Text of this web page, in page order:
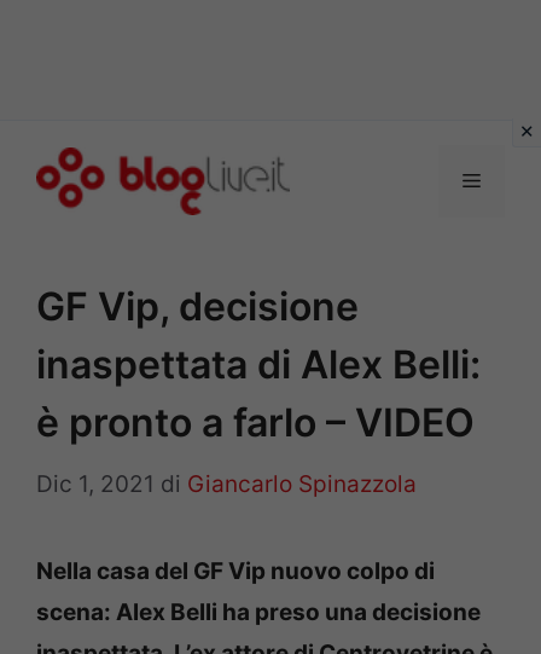
Menu
GF Vip, decisione
inaspettata di Alex Belli:
è pronto a farlo – VIDEO
Dic 1, 2021 di Giancarlo Spinazzola
Nella casa del GF Vip nuovo colpo di
scena: Alex Belli ha preso una decisione